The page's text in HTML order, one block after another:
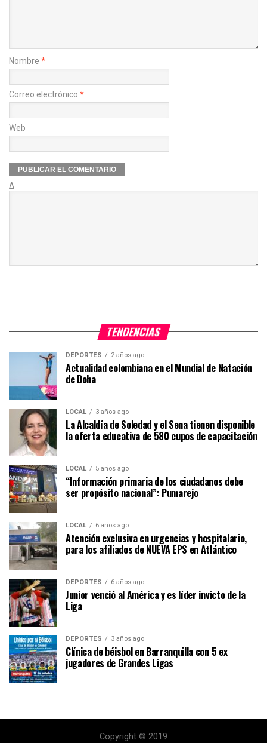
Nombre *
Correo electrónico *
Web
Δ
TENDENCIAS
DEPORTES 2 años ago
Actualidad colombiana en el Mundial de Natación
de Doha
LOCAL 3 años ago
La Alcaldía de Soledad y el Sena tienen disponible
la oferta educativa de 580 cupos de capacitación
LOCAL 5 años ago
“Información primaria de los ciudadanos debe
ser propósito nacional”: Pumarejo
LOCAL 6 años ago
Atención exclusiva en urgencias y hospitalario,
para los afiliados de NUEVA EPS en Atlántico
DEPORTES 6 años ago
Junior venció al América y es líder invicto de la
Liga
DEPORTES 3 años ago
Clínica de béisbol en Barranquilla con 5 ex
jugadores de Grandes Ligas
Copyright © 2019